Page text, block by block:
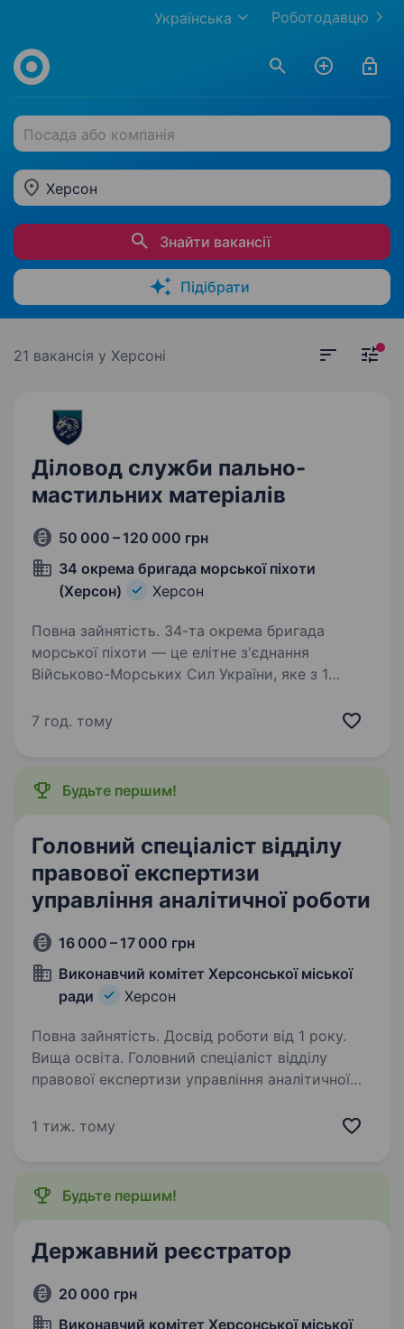
Роботодавцю
Українська
Посада або компанія
Херсон
Знайти вакансії
Підібрати
21 вакансія у Херсоні
Діловод служби пально-
мастильних матеріалів
50 000 – 120 000 грн
34 окрема бригада морської піхоти
(Херсон)
Херсон
Повна зайнятість. 34-та окрема бригада
морської піхоти — це елітне з'єднання
Військово-Морських Сил України, яке з 1
30-го корпусу морської піхоти, 28 лютого
7 год. тому
Будьте першим!
Головний спеціаліст відділу
правової експертизи
управління аналітичної роботи
16 000 – 17 000 грн
Виконавчий комітет Херсонської міської
ради
Херсон
Повна зайнятість. Досвід роботи від 1 року.
Вища освіта. Головний спеціаліст відділу
правової експертизи управління аналітичної
та якості Херсонської міської ради.
1 тиж. тому
Будьте першим!
Державний реєстратор
20 000 грн
Виконавчий комітет Херсонської міської